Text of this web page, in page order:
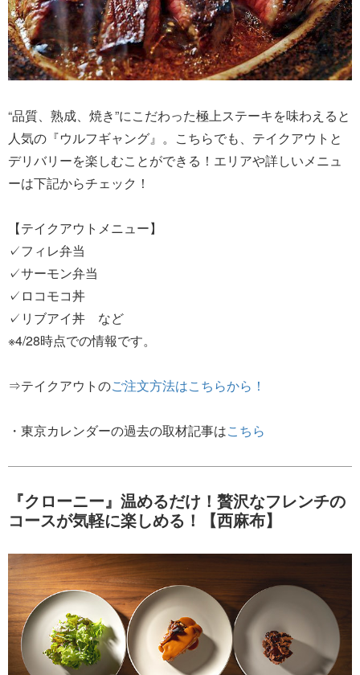
“品質、熟成、焼き”にこだわった極上ステーキを味わえると
人気の『ウルフギャング』。こちらでも、テイクアウトと
デリバリーを楽しむことができる！エリアや詳しいメニュ
ーは下記からチェック！
【テイクアウトメニュー】
✓フィレ弁当
✓サーモン弁当
✓ロコモコ丼
✓リブアイ丼 など
※4/28時点での情報です。
⇒テイクアウトのご注文方法はこちらから！
・東京カレンダーの過去の取材記事はこちら
『クローニー』温めるだけ！贅沢なフレンチの
コースが気軽に楽しめる！【西麻布】